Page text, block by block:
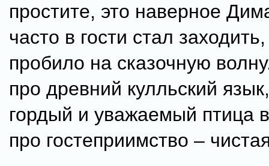
простите, это наверное
часто в гости стал
пробило на сказочную
про древний кулльский
гордый и уважаемый птица
про гостеприимство –